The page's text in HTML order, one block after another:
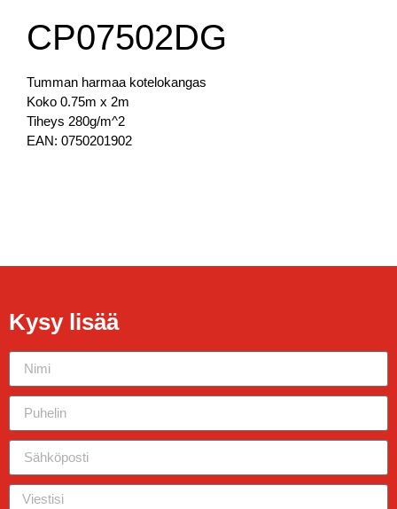
CP07502DG
Tumman harmaa kotelokangas
Koko 0.75m x 2m
Tiheys 280g/m^2
EAN: 0750201902
Kysy lisää